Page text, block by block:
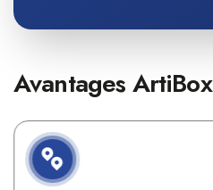
Avantages ArtiBox